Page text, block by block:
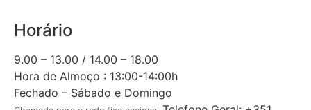
Horário
9.00 – 13.00 / 14.00 – 18.00
Hora de Almoço : 13:00-14:00h
Fechado – Sábado e Domingo